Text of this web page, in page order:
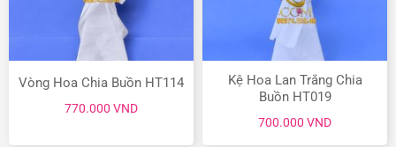
Vòng Hoa Chia Buồn HT114
770.000 VND
Kệ Hoa Lan Trắng Chia
Buồn HT019
700.000 VND